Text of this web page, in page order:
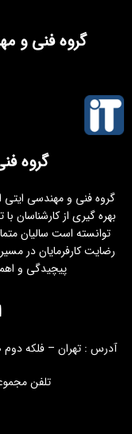
گروه فنی و
گروه
بهره گیری از کارشناسان
توانسته است سالیان
رضایت کارفرمایان در
پیچیدگی و
آدرس : تهران – فلکه دوم
تلفن مجموعه : 02192004661 –